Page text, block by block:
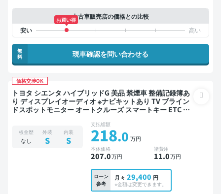
中古車販売店の価格との比較
お買い得
無
料
現車確認を問い合わせる
価格交渉OK
トヨタ シエンタ ハイブリッドG 美品 禁煙車 整備記録簿あ
り ディスプレイオーディオ ※ナビキットあり TV ブライン
ドスポットモニター オートクルーズ スマートキー ETC サ
ー 衝突軽減 両側電動スライドドア
板金歴
なし
外装
S
内装
S
支払総額
218.0 万円
本体価格
207.0万円
諸費用
11.0万円
ローン
参考
月々 29,400 円
※金額は変更できます。